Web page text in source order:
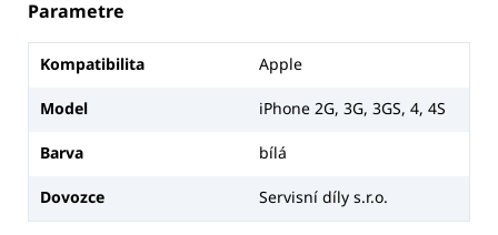
Parametre
Kompatibilita Apple
Model iPhone 2G, 3G, 3GS, 4, 4S
Barva bílá
Dovozce Servisní díly s.r.o.